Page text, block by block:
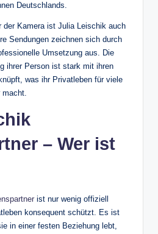
Deutschlands.
der Kamera ist Julia Leischik auch
Sendungen zeichnen sich durch
Umsetzung aus. Die
ihrer Person ist stark mit ihren
was ihr Privatleben für viele
macht.
– Wer ist
ist nur wenig offiziell
konsequent schützt. Es ist
in einer festen Beziehung lebt,